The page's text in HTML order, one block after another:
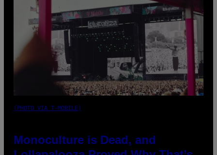
(PHOTO VIA T-MOBILE)
Monoculture is Dead, and